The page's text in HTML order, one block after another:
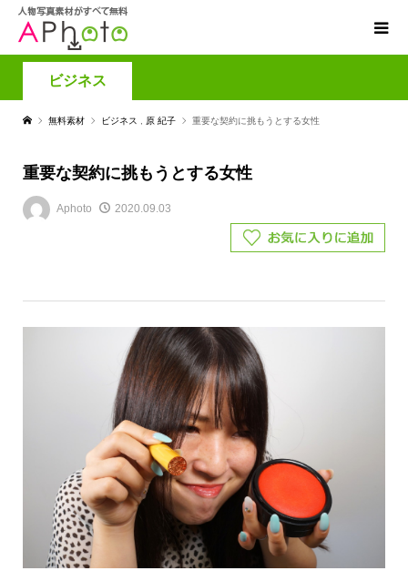
ビジネス
無料素材 ビジネス 原 紀子 重要な契約に挑もうとする女性
重要な契約に挑もうとする女性
Aphoto 2020.09.03